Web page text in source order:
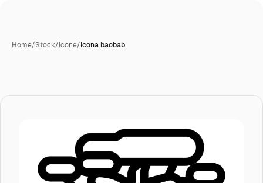
Home/Stock/Icone/Icona baobab